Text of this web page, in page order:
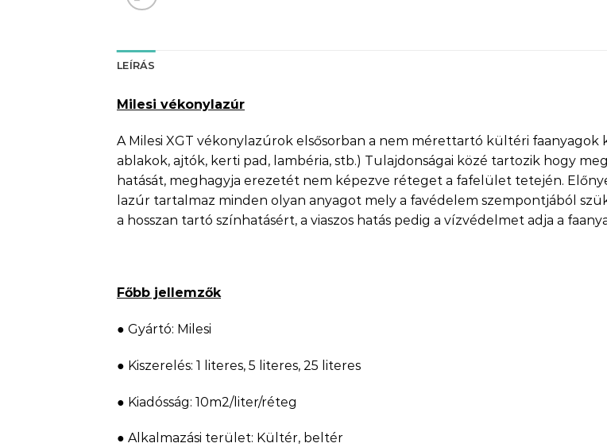
LEÍRÁS
Milesi vékonylazúr
A Milesi XGT vékonylazúrok elsősorban a nem mérettartó kültéri faanyagok
ablakok, ajtók, kerti pad, lambéria, stb.) Tulajdonságai közé tartozik hogy
hatását, meghagyja erezetét nem képezve réteget a fafelület tetején.
lazúr tartalmaz minden olyan anyagot mely a favédelem szempontjából
a hosszan tartó színhatásért, a viaszos hatás pedig a vízvédelmet adja a
Főbb jellemzők
● Gyártó: Milesi
● Kiszerelés: 1 literes, 5 literes, 25 literes
● Kiadósság: 10m2/liter/réteg
● Alkalmazási terület: Kültér, beltér